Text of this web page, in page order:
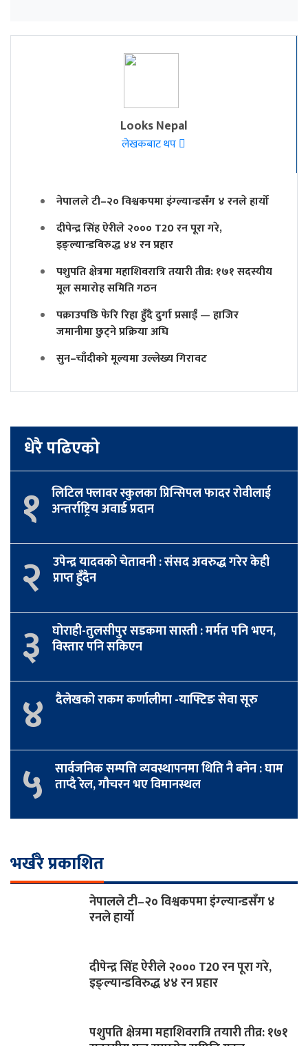
Looks Nepal
लेखकबाट थप
नेपालले टी–२० विश्वकपमा इंग्ल्यान्डसँग ४ रनले हार्यो
दीपेन्द्र सिंह ऐरीले २००० T20 रन पूरा गरे,
इङ्ल्यान्डविरुद्ध ४४ रन प्रहार
पशुपति क्षेत्रमा महाशिवरात्रि तयारी तीव्र: १७१ सदस्यीय
मूल समारोह समिति गठन
पक्राउपछि फेरि रिहा हुँदै दुर्गा प्रसाईं — हाजिर
जमानीमा छुट्ने प्रक्रिया अघि
सुन–चाँदीको मूल्यमा उल्लेख्य गिरावट
धेरै पढिएको
१ लिटिल फ्लावर स्कुलका प्रिन्सिपल फादर रोवीलाई
अन्तर्राष्ट्रिय अवार्ड प्रदान
२ उपेन्द्र यादवको चेतावनी : संसद अवरुद्ध गरेर केही
प्राप्त हुँदैन
३ घोराही-तुलसीपुर सडकमा सास्ती : मर्मत पनि भएन,
विस्तार पनि सकिएन
४ दैलेखको राकम कर्णालीमा -याफ्टिङ सेवा सूरु
५ सार्वजनिक सम्पत्ति व्यवस्थापनमा थिति नै बनेन : घाम
ताप्दै रेल, गौचरन भए विमानस्थल
भर्खरै प्रकाशित
नेपालले टी–२० विश्वकपमा इंग्ल्यान्डसँग ४
रनले हार्यो
दीपेन्द्र सिंह ऐरीले २००० T20 रन पूरा गरे,
इङ्ल्यान्डविरुद्ध ४४ रन प्रहार
पशुपति क्षेत्रमा महाशिवरात्रि तयारी तीव्र: १७१